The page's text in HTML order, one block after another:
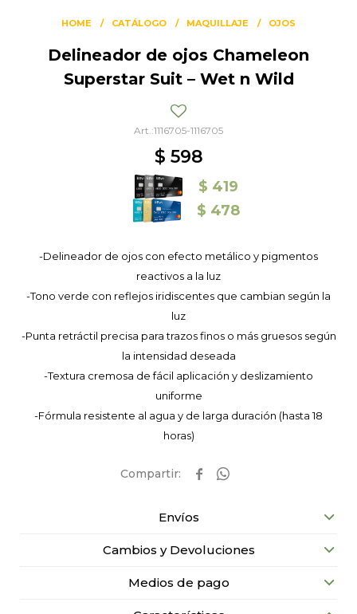
HOME CATÁLOGO MAQUILLAJE OJOS
Delineador de ojos Chameleon
Superstar Suit – Wet n Wild
1116705-1116705
$ 598
$ 419
$ 478
-Delineador de ojos con efecto metálico y pigmentos
reactivos a la luz
-Tono verde con reflejos iridiscentes que cambian según la
luz
-Punta retráctil precisa para trazos finos o más gruesos según
la intensidad deseada
-Textura cremosa de fácil aplicación y deslizamiento
uniforme
-Fórmula resistente al agua y de larga duración (hasta 18
horas)
 
Envíos
Cambios y Devoluciones
Medios de pago